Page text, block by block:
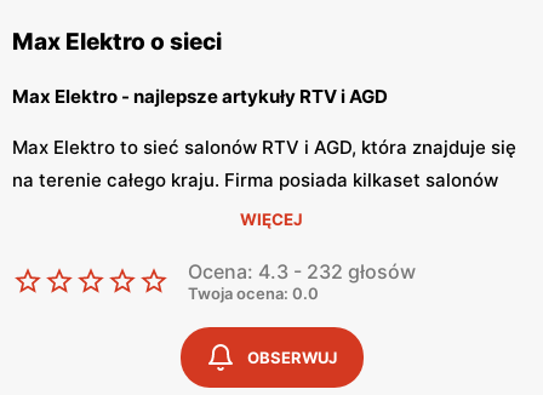
Max Elektro o sieci
Max Elektro - najlepsze artykuły RTV i AGD
Max Elektro to sieć salonów RTV i AGD, która znajduje się
na terenie całego kraju. Firma posiada kilkaset salonów
oraz dynamicznie się rozwija. Sklepy Max Elektro można
miejscowościach. Sieć sklepów była wyróżniona jako Top
Marka 2017 i Odkrycie 2016.
Max Elektro - elektronika i RTV/AGD w najlepszych cenach
WIĘCEJ
Ocena: 4.3 - 232 głosów
Twoja ocena: 0.0
OBSERWUJ